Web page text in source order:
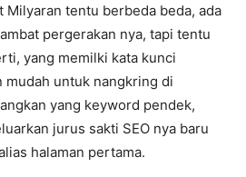
Milyaran tentu berbeda beda, ada
pergerakan nya, tapi tentu
yang memilki kata kunci
mudah untuk nangkring di
yang keyword pendek,
jurus sakti SEO nya baru
halaman pertama.